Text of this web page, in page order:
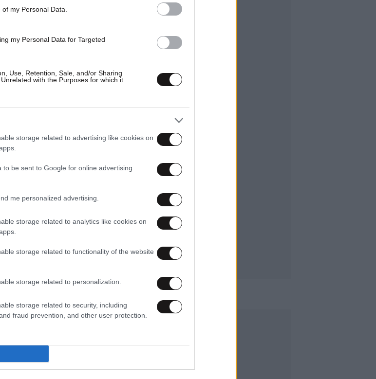
my Personal Data.
my Personal Data for Targeted
Use, Retention, Sale, and/or Sharing
with the Purposes for which it
storage related to advertising like cookies on
to be sent to Google for online advertising
me personalized advertising.
storage related to analytics like cookies on
storage related to functionality of the website
storage related to personalization.
storage related to security, including
fraud prevention, and other user protection.
απολυμαντικά
με τα οποία μάλιστα
στους λεπτομερείς
παιδιά ή κατοικίδια,
ΟΛΑ ΤΑ ΑΡΘΡΑ